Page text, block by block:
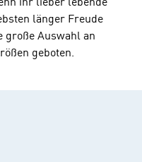
ihr lieber lebende
länger Freude
große Auswahl an
geboten.